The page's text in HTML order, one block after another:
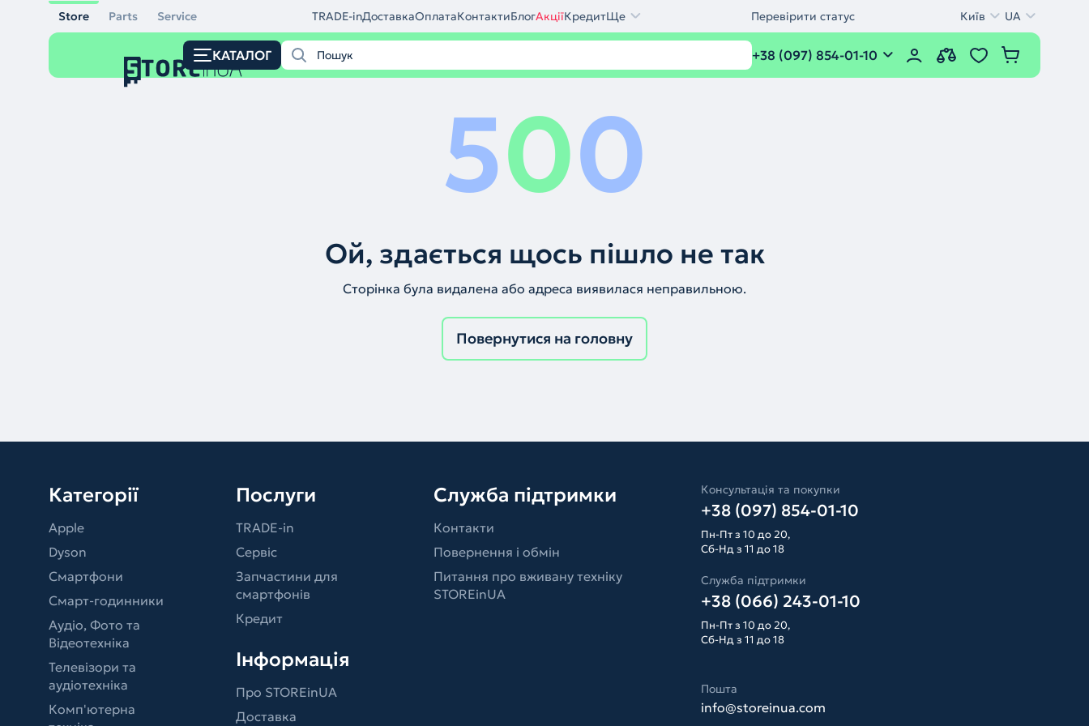
Store Parts Service TRADE-inДоставкаОплатаКонтактиБлогАкціїКредитЩе Перевірити статус Київ UA
КАТАЛОГ +38 (097) 854-01-10
500
Ой, здається щось пішло не так
Сторінка була видалена або адреса виявилася неправильною.
Повернутися на головну
Категорії
Apple
Dyson
Смартфони
Смарт-годинники
Аудіо, Фото та
Відеотехніка
Телевізори та
аудіотехніка
Комп'ютерна
Послуги
TRADE-in
Сервіс
Запчастини для
смартфонів
Кредит
Інформація
Про STOREinUA
Доставка
Служба підтримки
Контакти
Повернення і обмін
Питання про вживану техніку
STOREinUA
Консультація та покупки
+38 (097) 854-01-10
Пн-Пт з 10 до 20,
Сб-Нд з 11 до 18
Служба підтримки
+38 (066) 243-01-10
Пн-Пт з 10 до 20,
Сб-Нд з 11 до 18
Пошта
info@storeinua.com